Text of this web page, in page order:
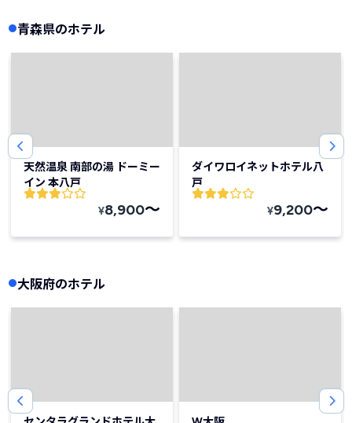
青森県のホテル
天然温泉 南部の湯 ドーミー
イン 本八戸
¥8,900〜
ダイワロイネットホテル八
戸
¥9,200〜
大阪府のホテル